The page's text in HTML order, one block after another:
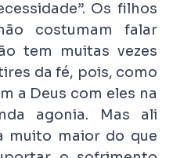
Os filhos
costumam falar
tem muitas vezes
da fé, pois, como
a Deus com eles na
agonia. Mas ali
muito maior do que